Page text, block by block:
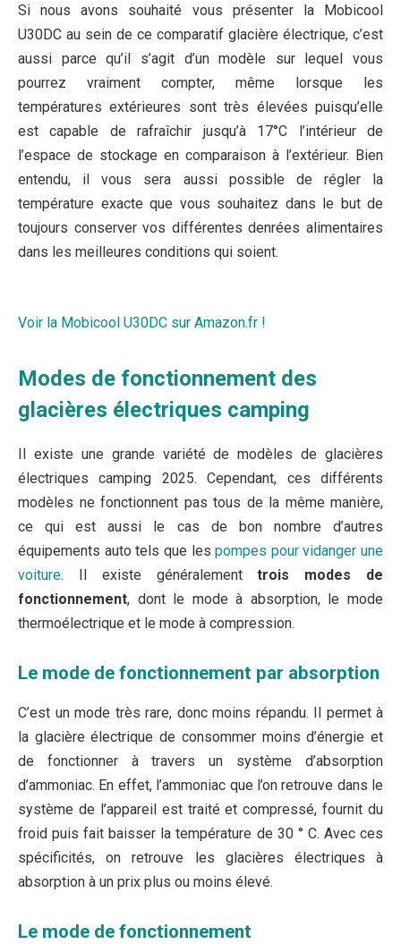
Si nous avons souhaité vous présenter la Mobicool
U30DC au sein de ce comparatif glacière électrique, c’est
aussi parce qu’il s’agit d’un modèle sur lequel vous
pourrez vraiment compter, même lorsque les
températures extérieures sont très élevées puisqu’elle
est capable de rafraîchir jusqu’à 17°C l’intérieur de
l’espace de stockage en comparaison à l’extérieur. Bien
entendu, il vous sera aussi possible de régler la
température exacte que vous souhaitez dans le but de
toujours conserver vos différentes denrées alimentaires
dans les meilleures conditions qui soient.
Voir la Mobicool U30DC sur Amazon.fr !
Modes de fonctionnement des
glacières électriques camping
Il existe une grande variété de modèles de glacières
électriques camping 2025. Cependant, ces différents
modèles ne fonctionnent pas tous de la même manière,
ce qui est aussi le cas de bon nombre d’autres
équipements auto tels que lespompes pour vidanger une
voiture. Il existe généralementtrois modes de
fonctionnement, dont le mode à absorption, le mode
thermoélectrique et le mode à compression.
Le mode de fonctionnement par absorption
C’est un mode très rare, donc moins répandu. Il permet à
la glacière électrique de consommer moins d’énergie et
de fonctionner à travers un système d’absorption
d’ammoniac. En effet, l’ammoniac que l’on retrouve dans le
système de l’appareil est traité et compressé, fournit du
froid puis fait baisser la température de 30 ° C. Avec ces
spécificités, on retrouve les glacières électriques à
absorption à un prix plus ou moins élevé.
Le mode de fonctionnement